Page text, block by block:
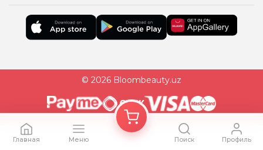
© 2026 Bloombeauty.uz
Главная Меню Поиск Профиль